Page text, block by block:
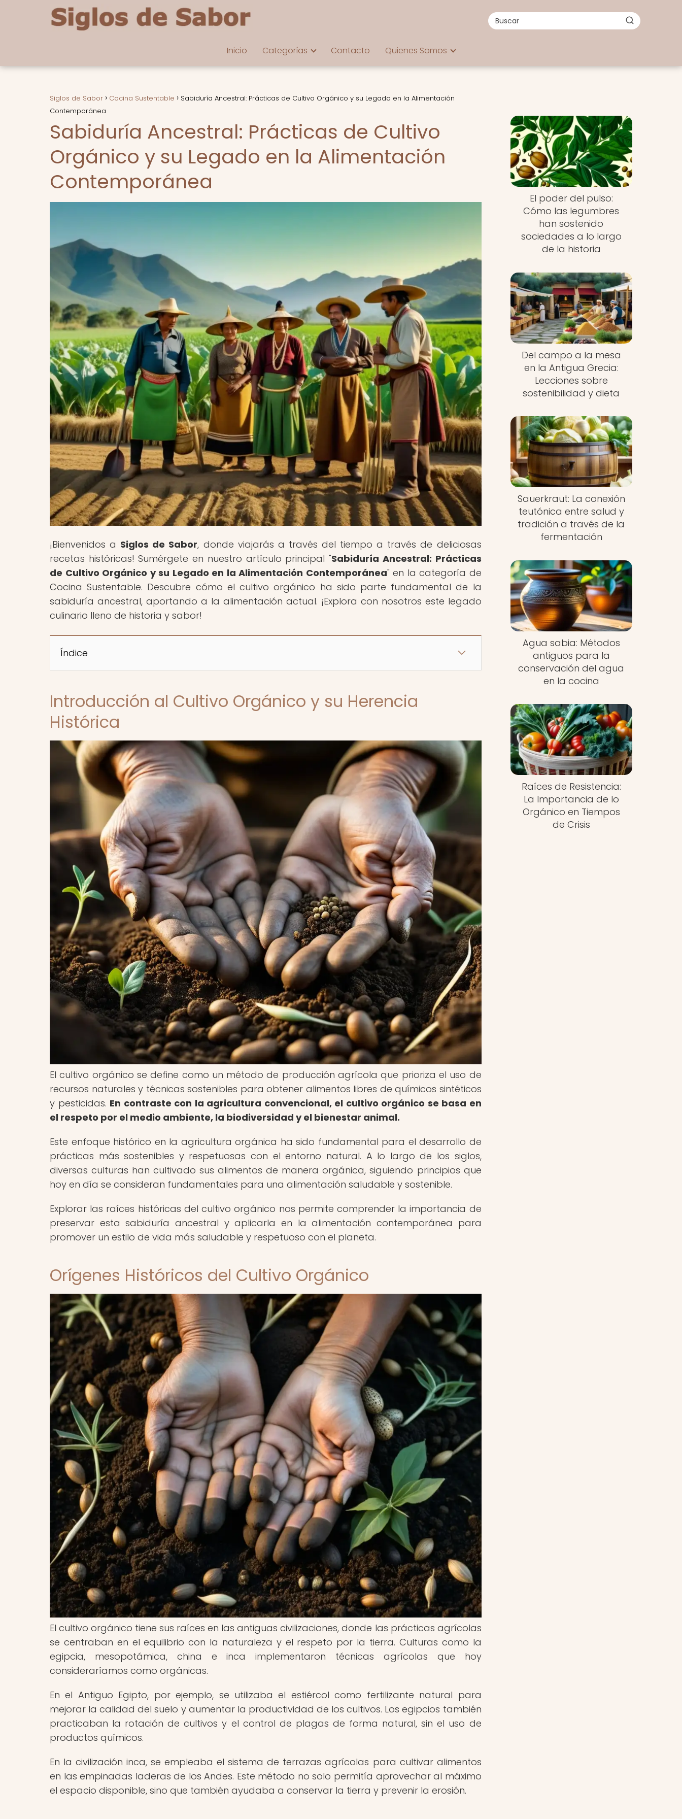
Inicio Categorías Contacto Quienes Somos
Siglos de Sabor Cocina Sustentable
Sabiduría Ancestral: Prácticas de Cultivo Orgánico y su Legado en la Alimentación
Contemporánea
Sabiduría Ancestral: Prácticas de Cultivo
Orgánico y su Legado en la Alimentación
Contemporánea
¡Bienvenidos a Siglos de Sabor, donde viajarás a través del tiempo a través de deliciosas
recetas históricas! Sumérgete en nuestro artículo principal "Sabiduría Ancestral: Prácticas
de Cultivo Orgánico y su Legado en la Alimentación Contemporánea" en la categoría de
Cocina Sustentable. Descubre cómo el cultivo orgánico ha sido parte fundamental de la
sabiduría ancestral, aportando a la alimentación actual. ¡Explora con nosotros este legado
culinario lleno de historia y sabor!
Índice
Introducción al Cultivo Orgánico y su Herencia
Histórica
El cultivo orgánico se define como un método de producción agrícola que prioriza el uso de
recursos naturales y técnicas sostenibles para obtener alimentos libres de químicos sintéticos
y pesticidas. En contraste con la agricultura convencional, el cultivo orgánico se basa en
el respeto por el medio ambiente, la biodiversidad y el bienestar animal.
Este enfoque histórico en la agricultura orgánica ha sido fundamental para el desarrollo de
prácticas más sostenibles y respetuosas con el entorno natural. A lo largo de los siglos,
diversas culturas han cultivado sus alimentos de manera orgánica, siguiendo principios que
hoy en día se consideran fundamentales para una alimentación saludable y sostenible.
Explorar las raíces históricas del cultivo orgánico nos permite comprender la importancia de
preservar esta sabiduría ancestral y aplicarla en la alimentación contemporánea para
promover un estilo de vida más saludable y respetuoso con el planeta.
Orígenes Históricos del Cultivo Orgánico
El cultivo orgánico tiene sus raíces en las antiguas civilizaciones, donde las prácticas agrícolas
se centraban en el equilibrio con la naturaleza y el respeto por la tierra. Culturas como la
egipcia, mesopotámica, china e inca implementaron técnicas agrícolas que hoy
consideraríamos como orgánicas.
En el Antiguo Egipto, por ejemplo, se utilizaba el estiércol como fertilizante natural para
mejorar la calidad del suelo y aumentar la productividad de los cultivos. Los egipcios también
practicaban la rotación de cultivos y el control de plagas de forma natural, sin el uso de
productos químicos.
En la civilización inca, se empleaba el sistema de terrazas agrícolas para cultivar alimentos
en las empinadas laderas de los Andes. Este método no solo permitía aprovechar al máximo
el espacio disponible, sino que también ayudaba a conservar la tierra y prevenir la erosión.
El poder del pulso:
Cómo las legumbres
han sostenido
sociedades a lo largo
de la historia
Del campo a la mesa
en la Antigua Grecia:
Lecciones sobre
sostenibilidad y dieta
Sauerkraut: La conexión
teutónica entre salud y
tradición a través de la
fermentación
Agua sabia: Métodos
antiguos para la
conservación del agua
en la cocina
Raíces de Resistencia:
La Importancia de lo
Orgánico en Tiempos
de Crisis